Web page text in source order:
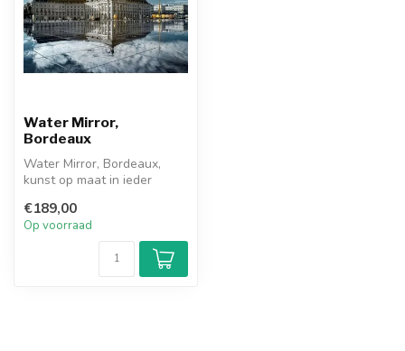
Water Mirror,
Bordeaux
Water Mirror, Bordeaux,
kunst op maat in ieder
materiaal. Be...
€189,00
Op voorraad